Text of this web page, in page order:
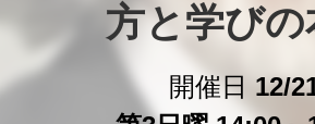
方と学びの
開催日 12/